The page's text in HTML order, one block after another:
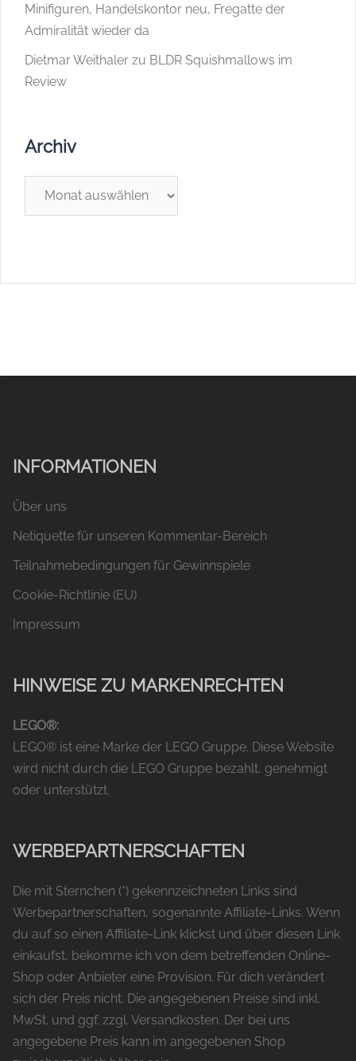
Minifiguren, Handelskontor neu, Fregatte der
Admiralität wieder da
Dietmar Weithaler zu BLDR Squishmallows im
Review
Archiv
INFORMATIONEN
Über uns
Netiquette für unseren Kommentar-Bereich
Teilnahmebedingungen für Gewinnspiele
Cookie-Richtlinie (EU)
Impressum
HINWEISE ZU MARKENRECHTEN
LEGO®:
LEGO® ist eine Marke der LEGO Gruppe. Diese Website
wird nicht durch die LEGO Gruppe bezahlt, genehmigt
oder unterstützt.
WERBEPARTNERSCHAFTEN
Die mit Sternchen (*) gekennzeichneten Links sind
Werbepartnerschaften, sogenannte Affiliate-Links. Wenn
du auf so einen Affiliate-Link klickst und über diesen Link
einkaufst, bekomme ich von dem betreffenden Online-
Shop oder Anbieter eine Provision. Für dich verändert
sich der Preis nicht. Die angegebenen Preise sind inkl.
MwSt. und ggf. zzgl. Versandkosten. Der bei uns
angegebene Preis kann im angegebenen Shop